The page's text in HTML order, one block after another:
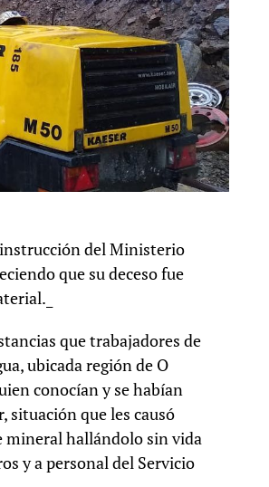
instrucción del Ministerio
que su deceso fue
que trabajadores de
ubicada región de O
conocían y se habían
situación que les causó
mineral hallándolo sin vida
y a personal del Servicio